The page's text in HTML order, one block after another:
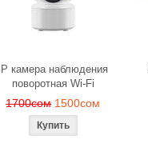
IP камера наблюдения
поворотная Wi-Fi
1700сом 1500сом